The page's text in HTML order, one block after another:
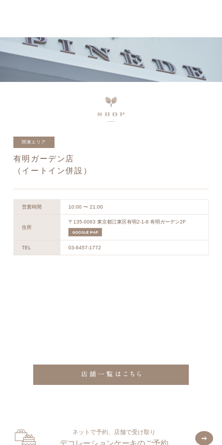
関東エリア
有明ガーデン店
（イートイン併設）
営業時間 10:00 〜 21:00
住所
〒135-0063 東京都江東区有明2-1-8 有明ガーデン2F
TEL 03-6457-1772
ネットで予約、店舗で受け取り
デコレーションケーキのご予約